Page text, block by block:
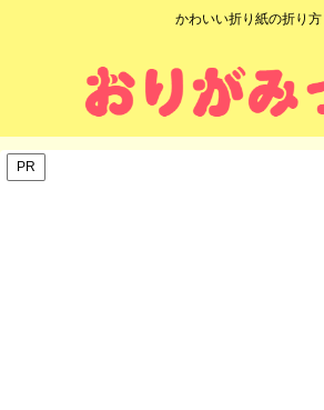
かわいい折り紙の折り方
PR